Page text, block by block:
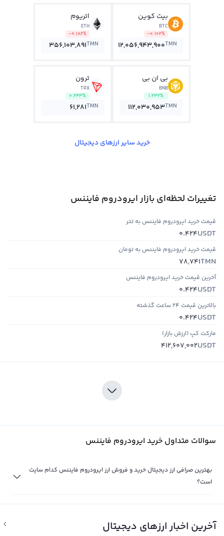
بیت کوین
BTC
-0.102%
12,056,943,900TMN
اتریوم
ETH
-0.182%
356,103,891TMN
بی ان بی
BNB
1.232%
112,030,953TMN
ترون
TRX
0.243%
61,281TMN
خرید سایر ارزهای دیجیتال
تغییرات لحظه‌ای بازار ایرودروم فایننس
قیمت خرید ایرودروم فایننس به تتر
USDT
0.424
قیمت خرید ایرودروم فایننس به تومان
TMN
78,741
آخرین قیمت خرید ایرودروم فایننس
USDT
0.424
بالاترین قیمت ۲۴ ساعت گذشته
USDT
0.424
مارکت کپ (ارزش بازار)
USDT
412,607,002
سوالات متداول خرید ایرودروم فایننس
بهترین صرافی ارز دیجیتال خرید و فروش ارز ایرودروم فایننس کدام سایت
است؟
آخرین اخبار ارزهای دیجیتال